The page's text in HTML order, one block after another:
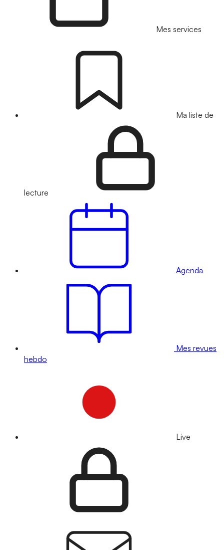
Mes services
Ma liste de
lecture
Agenda
Mes revues
hebdo
Live